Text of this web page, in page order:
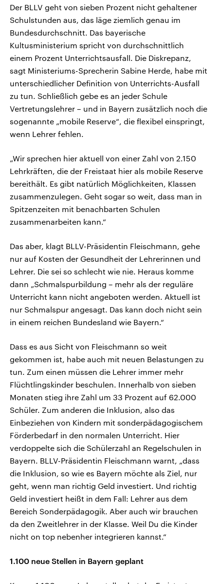
Der BLLV geht von sieben Prozent nicht gehaltener
Schulstunden aus, das läge ziemlich genau im
Bundesdurchschnitt. Das bayerische
Kultusministerium spricht von durchschnittlich
einem Prozent Unterrichtsausfall. Die Diskrepanz,
sagt Ministeriums-Sprecherin Sabine Herde, habe mit
unterschiedlicher Definition von Unterrichts-Ausfall
zu tun. Schließlich gebe es an jeder Schule
Vertretungslehrer – und in Bayern zusätzlich noch die
sogenannte „mobile Reserve“, die flexibel einspringt,
wenn Lehrer fehlen.
„Wir sprechen hier aktuell von einer Zahl von 2.150
Lehrkräften, die der Freistaat hier als mobile Reserve
bereithält. Es gibt natürlich Möglichkeiten, Klassen
zusammenzulegen. Geht sogar so weit, dass man in
Spitzenzeiten mit benachbarten Schulen
zusammenarbeiten kann.“
Das aber, klagt BLLV-Präsidentin Fleischmann, gehe
nur auf Kosten der Gesundheit der Lehrerinnen und
Lehrer. Die sei so schlecht wie nie. Heraus komme
dann „Schmalspurbildung – mehr als der reguläre
Unterricht kann nicht angeboten werden. Aktuell ist
nur Schmalspur angesagt. Das kann doch nicht sein
in einem reichen Bundesland wie Bayern.“
Dass es aus Sicht von Fleischmann so weit
gekommen ist, habe auch mit neuen Belastungen zu
tun. Zum einen müssen die Lehrer immer mehr
Flüchtlingskinder beschulen. Innerhalb von sieben
Monaten stieg ihre Zahl um 33 Prozent auf 62.000
Schüler. Zum anderen die Inklusion, also das
Einbeziehen von Kindern mit sonderpädagogischem
Förderbedarf in den normalen Unterricht. Hier
verdoppelte sich die Schülerzahl an Regelschulen in
Bayern. BLLV-Präsidentin Fleischmann warnt, „dass
die Inklusion, so wie es Bayern möchte als Ziel, nur
geht, wenn man richtig Geld investiert. Und richtig
Geld investiert heißt in dem Fall: Lehrer aus dem
Bereich Sonderpädagogik. Aber auch wir brauchen
da den Zweitlehrer in der Klasse. Weil Du die Kinder
nicht on top nebenher integrieren kannst.“
1.100 neue Stellen in Bayern geplant